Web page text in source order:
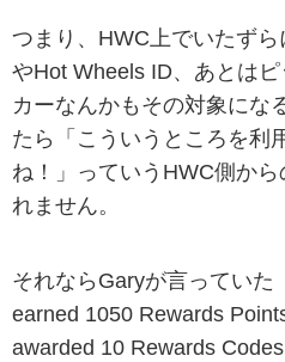
つまり、HWC上でいたず
やHot Wheels ID、あとは
カーなんかもその対象にな
たら「こういうところを利
ね！」っていうHWC側か
れません。
それならGaryが言っていた
earned 1050 Rewards
awarded 10 Rewards